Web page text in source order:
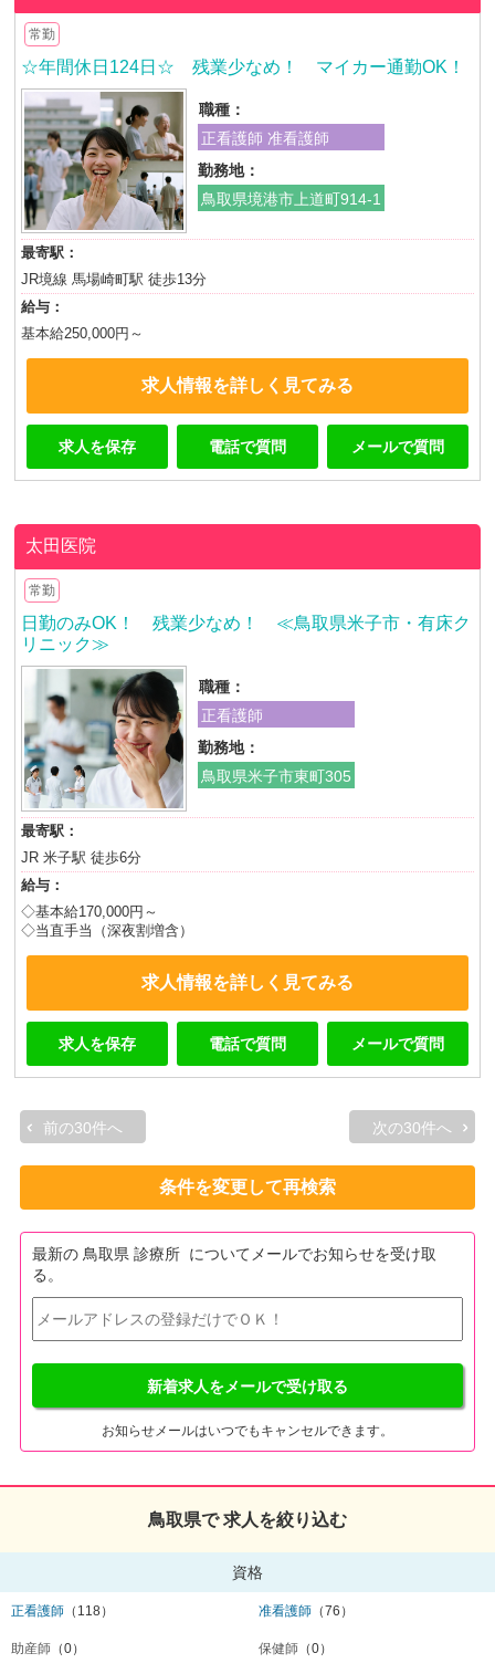
常勤
☆年間休日124日☆ 残業少なめ！ マイカー通勤OK！
職種：
正看護師 准看護師
勤務地：
鳥取県境港市上道町914-1
最寄駅：
JR境線 馬場崎町駅 徒歩13分
給与：
基本給250,000円～
求人情報を詳しく見てみる
求人を保存 電話で質問 メールで質問
太田医院
常勤
日勤のみOK！ 残業少なめ！ ≪鳥取県米子市・有床ク
リニック≫
職種：
正看護師
勤務地：
鳥取県米子市東町305
最寄駅：
JR 米子駅 徒歩6分
給与：
◇基本給170,000円～
◇当直手当（深夜割増含）
求人情報を詳しく見てみる
求人を保存 電話で質問 メールで質問
前の30件へ 次の30件へ
条件を変更して再検索
最新の 鳥取県 診療所 についてメールでお知らせを受け取
る。
新着求人をメールで受け取る
お知らせメールはいつでもキャンセルできます。
鳥取県で 求人を絞り込む
資格
正看護師 （118） 准看護師 （76）
助産師 （0） 保健師 （0）